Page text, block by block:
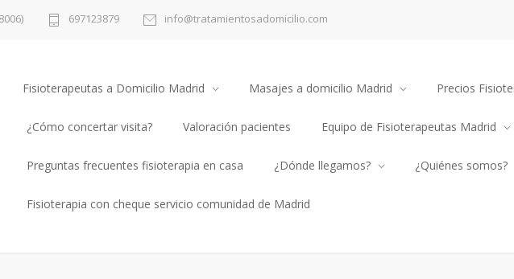
697123879 info@tratamientosadomicilio.com
Fisioterapeutas a Domicilio Madrid Masajes a domicilio Madrid Precios
¿Cómo concertar visita? Valoración pacientes Equipo de Fisioterapeutas Madrid
Preguntas frecuentes fisioterapia en casa ¿Dónde llegamos? ¿Quiénes somos?
Fisioterapia con cheque servicio comunidad de Madrid